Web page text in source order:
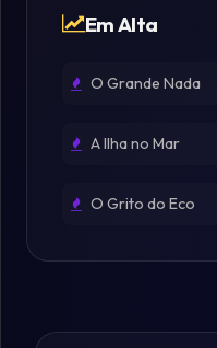
Em Alta
O Grande Nada
A Ilha no Mar
O Grito do Eco